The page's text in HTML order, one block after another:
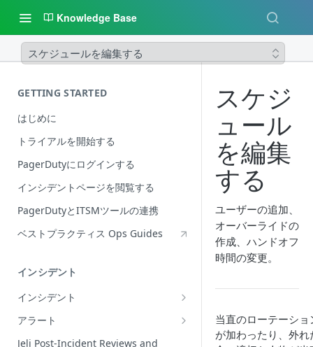
Knowledge Base
スケジュールを編集する
GETTING STARTED
はじめに
トライアルを開始する
PagerDutyにログインする
インシデントページを閲覧する
PagerDutyとITSMツールの連携
ベストプラクティス Ops Guides
インシデント
インシデント
Incidentの編集
インシデントの再割当て
アラート
Alerts Table
Jeli Post-Incident Reviews and
スケジ
ュール
を編集
する
ユーザーの追加、
オーバーライドの
作成、ハンドオフ
時間の変更。
当直のローテーシ
が加わったり、外